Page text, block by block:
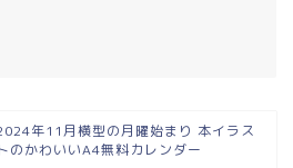
年11月横型の月曜始まり 本イラス
トのかわいいA4無料カレンダー